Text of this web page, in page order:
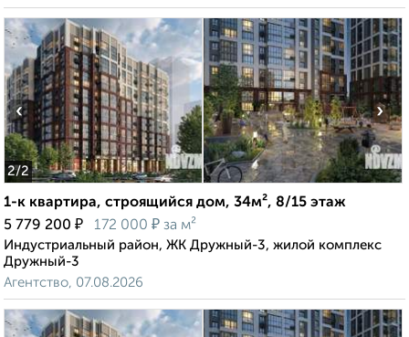
2/2
‹ ›
1-к квартира, строящийся дом, 34м², 8/15 этаж
5 779 200 ₽ 172 000 ₽ за м²
Индустриальный район, ЖК Дружный-3, жилой комплекс
Дружный-3
Агентство, 07.08.2026